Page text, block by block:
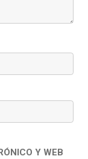
Y WEB